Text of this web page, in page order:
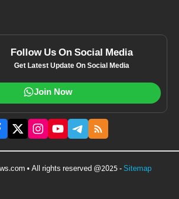
Follow Us On Social Media
Get Latest Update On Social Media
Join Now
• All rights reserved @2025 -Sitemap